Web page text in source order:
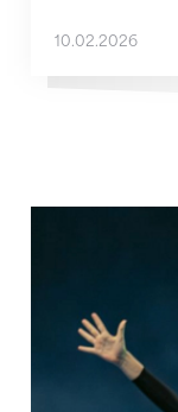
10.02.2026